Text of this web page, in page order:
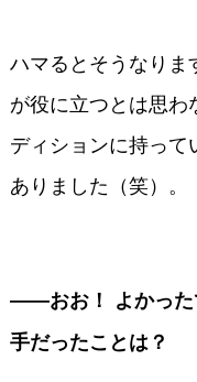
ハマるとそうなりま
が役に立つとは思
ディションに持っ
ありました（笑）。
――おお！ よかった
手だったことは？